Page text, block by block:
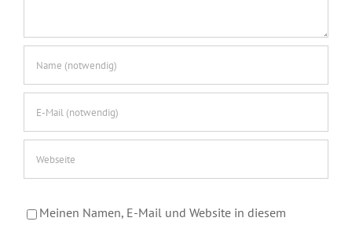
Meinen Namen, E-Mail und Website in diesem